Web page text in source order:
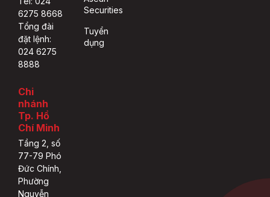
6275 8668
Tổng đài
đặt lệnh:
024 6275
8888
Chi
nhánh
Tp. Hồ
Chí Minh
Tầng 2, số
77-79 Phó
Đức Chính,
Phường
Nguyễn
Securities
Tuyển
dụng